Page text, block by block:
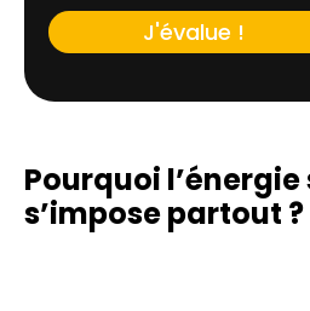
J'évalue !
Pourquoi
s’impose partout ?